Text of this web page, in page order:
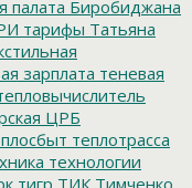
палата Биробиджана
тарифы Татьяна
зарплата теневая
ЦРБ
теплотрасса
технологии
тигр ТИК Тимченко